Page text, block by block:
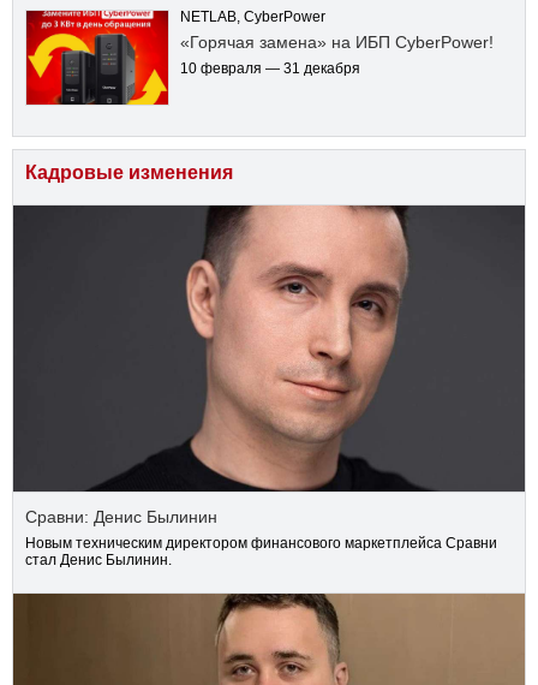
NETLAB, CyberPower
«Горячая замена» на ИБП CyberPower!
10 февраля — 31 декабря
Кадровые изменения
Сравни: Денис Былинин
Новым техническим директором финансового маркетплейса Сравни
стал Денис Былинин.